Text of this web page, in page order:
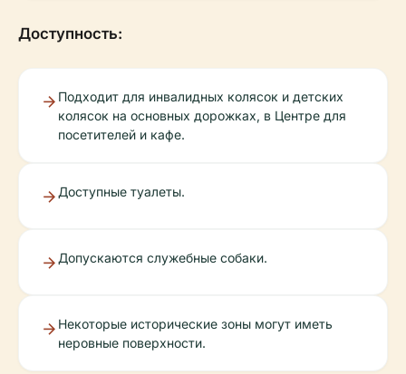
Доступность:
Подходит для инвалидных колясок и детских
колясок на основных дорожках, в Центре для
посетителей и кафе.
Доступные туалеты.
Допускаются служебные собаки.
Некоторые исторические зоны могут иметь
неровные поверхности.